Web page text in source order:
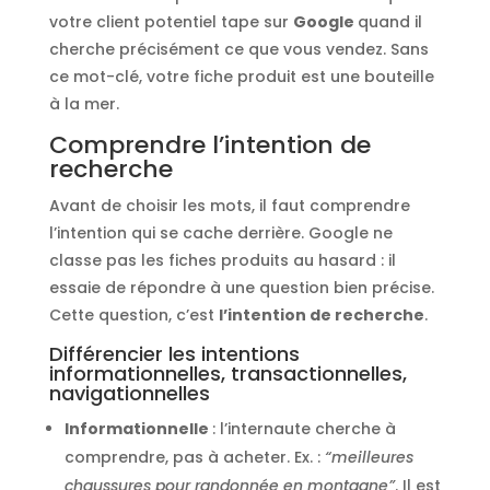
votre client potentiel tape sur Google quand il
cherche précisément ce que vous vendez. Sans
ce mot-clé, votre fiche produit est une bouteille
à la mer.
Comprendre l’intention de
recherche
Avant de choisir les mots, il faut comprendre
l’intention qui se cache derrière. Google ne
classe pas les fiches produits au hasard : il
essaie de répondre à une question bien précise.
Cette question, c’est l’intention de recherche.
Différencier les intentions
informationnelles, transactionnelles,
navigationnelles
Informationnelle : l’internaute cherche à
comprendre, pas à acheter. Ex. : “meilleures
chaussures pour randonnée en montagne”. Il est